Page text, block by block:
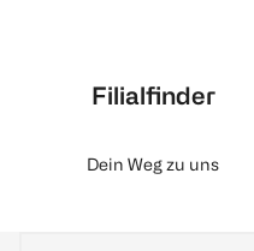
Filialfinder
Dein Weg zu uns